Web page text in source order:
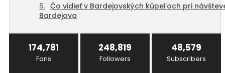
Čo vidieť v Bardejovských kúpeľoch pri
Bardejova
174,781
Fans
248,819
Followers
48,579
Subscribers